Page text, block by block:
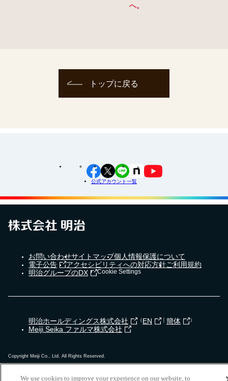
へ。
トップに戻る
公式アカウント一覧
お問い合わせサイトマップ個人情報保護について
電子公告
アクセシビリティへの対応方針ご利用規約
明治グループのDX
Cookie Settings
明治ホールディングス株式会社 （EN ｜ 簡体 ）
Meiji Seika ファルマ株式会社
Copyright Meiji Co., Ltd. All Rights Reserved.
We use cookies to improve your experience on our website, to